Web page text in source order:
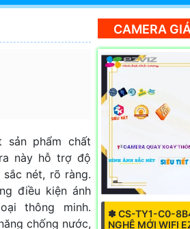
sản phẩm chất
này hỗ trợ độ
nét, rõ ràng.
điều kiện ánh
thông minh.
chống nước,
CAMERA
✽ CS-TY1-C0-
NGHỆ MỚI WIFI